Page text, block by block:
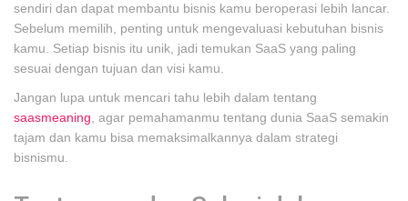
sendiri dan dapat membantu bisnis kamu beroperasi lebih lancar.
Sebelum memilih, penting untuk mengevaluasi kebutuhan bisnis
kamu. Setiap bisnis itu unik, jadi temukan SaaS yang paling
sesuai dengan tujuan dan visi kamu.
Jangan lupa untuk mencari tahu lebih dalam tentang
saasmeaning , agar pemahamanmu tentang dunia SaaS semakin
tajam dan kamu bisa memaksimalkannya dalam strategi
bisnismu.